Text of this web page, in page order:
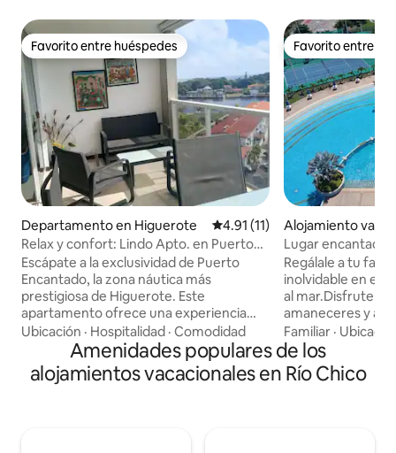
Favorito entre huéspedes
Favorito entre huéspedes
Departamento en Higuerote Calificación promedio: 4.91 de
4.91 (11)
Relax y confort: Lindo Apto. en Puerto
Encantado.
Escápate a la exclusividad de Puerto
Encantado, la zona náutica más
prestigiosa de Higuerote. Este
apartamento ofrece una experiencia
única de serenidad y confort. - Amplia
una vista privilegiada frente a los canales
navegables, - Habitación principal con
Ubicación · Hospitalidad · Comodidad
Favorito entre
Favorito entre
Alojamiento
erote
Lugar
de caracas
Regálale a tu
inolvidable en
al mar.Disfruten
amaneceres y
3.000m²,
juegos, áreas
3 cómodas
Familiar ·
Amenidades populares de los
alojamientos vacacionales en Río Chico